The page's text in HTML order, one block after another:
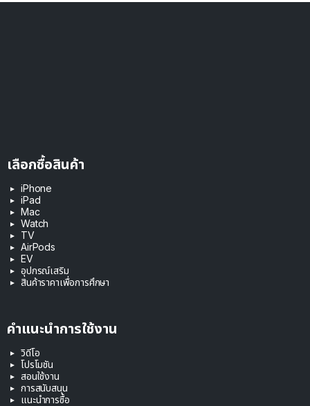
เลือกซื้อสินค้า
iPhone
iPad
Mac
Watch
TV
AirPods
EV
อุปกรณ์เสริม
สินค้าราคาเพื่อการศึกษา
คำแนะนำการใช้งาน
วิดีโอ
โปรโมชัน
สอนใช้งาน
การสนับสนุน
แนะนำการซื้อ